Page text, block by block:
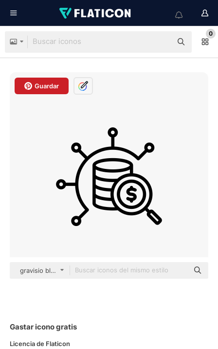
0
Guardar
gravisio black outline
Gastar icono gratis
Licencia de Flaticon